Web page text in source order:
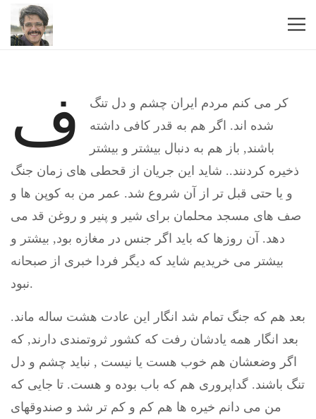
ف
کر می کنم مردم ایران چشم و دل تنگ
شده اند. اگر هم به قدر کافی داشته
باشند, باز هم به دنبال بیشتر و بیشتر
ذخیره کردنند.. شاید این جریان از قحطی های زمان جنگ
و یا حتی قبل تر از آن شروع شد. عمر من به کوپن ها و
صف های مسجد محلمان برای شیر و پنیر و روغن قد می
دهد. آن روزها که باید اگر جنس در مغازه بود, بیشتر و
بیشتر می خریدیم شاید که دیگر فردا خبری از صبحانه
نبود.
بعد هم که جنگ تمام شد انگار این عادت هشت ساله ماند.
بعد انگار همه یادشان رفت که کشور ثروتمندی دارند, که
اگر وضعشان هم خوب هست یا نیست , نباید چشم و دل
تنگ باشند. گداپروری هم که باب بوده و هست. تا جایی که
من می دانم خیره ها هم کم و کم تر شد و صندوقهای